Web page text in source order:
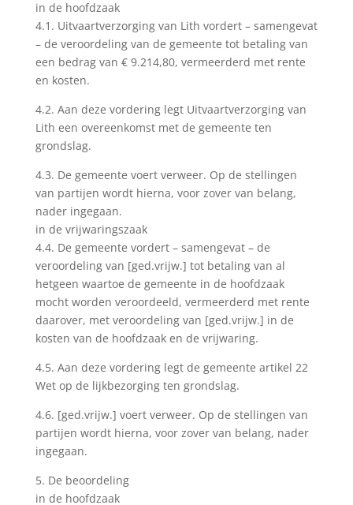
in de hoofdzaak
4.1. Uitvaartverzorging van Lith vordert – samengevat
– de veroordeling van de gemeente tot betaling van
een bedrag van € 9.214,80, vermeerderd met rente
en kosten.
4.2. Aan deze vordering legt Uitvaartverzorging van
Lith een overeenkomst met de gemeente ten
grondslag.
4.3. De gemeente voert verweer. Op de stellingen
van partijen wordt hierna, voor zover van belang,
nader ingegaan.
in de vrijwaringszaak
4.4. De gemeente vordert – samengevat – de
veroordeling van [ged.vrijw.] tot betaling van al
hetgeen waartoe de gemeente in de hoofdzaak
mocht worden veroordeeld, vermeerderd met rente
daarover, met veroordeling van [ged.vrijw.] in de
kosten van de hoofdzaak en de vrijwaring.
4.5. Aan deze vordering legt de gemeente artikel 22
Wet op de lijkbezorging ten grondslag.
4.6. [ged.vrijw.] voert verweer. Op de stellingen van
partijen wordt hierna, voor zover van belang, nader
ingegaan.
5. De beoordeling
in de hoofdzaak